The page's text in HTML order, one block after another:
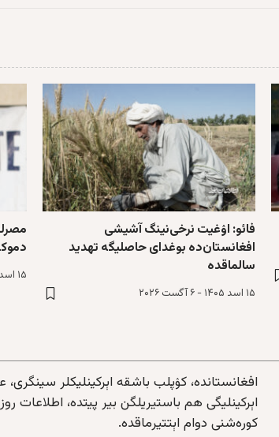
فائو: اۉغیت نرخی‌نینگ آشیشی
افغانستان‌ده بوغدای حاصلیگه تهدید
سالماقده
۱۵ اسد ۱۴۰۵ - ۶ آگست ۲۰۲۶
۱۵ اسد ۱۴۰۵ - ۶ آگست ۲۰۲۶
افغانستانده، کۉپلب باشقه‌ اېرکینلیکلر
اېرکینلیگی هم باستیریلگن بیر پیتده، اطلاعات
کوره‌شنی دوام اېتتیرماقده.